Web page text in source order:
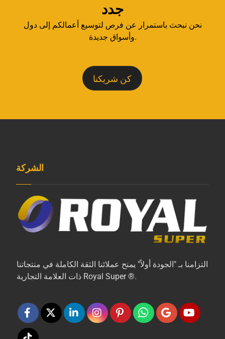
جدد
نحن نبحث باستمرار عن فرص لتوسيع أعمالكم إلى دول
وأسواق جديدة.
كن شريكنا
الشركة
التزامنا بـ "الجودة أولاً" يمنح عملائنا الثقة الكاملة في منتجاتنا
ذات العلامة التجارية Royal Super ®.